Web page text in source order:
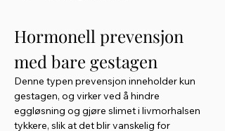
Hormonell prevensjon
med bare gestagen
Denne typen prevensjon inneholder kun
gestagen, og virker ved å hindre
eggløsning og gjøre slimet i livmorhalsen
tykkere, slik at det blir vanskelig for